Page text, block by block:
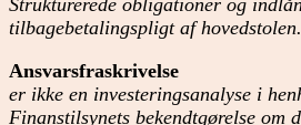
tilbagebetalingspligt af hovedstolen.
Ansvarsfraskrivelse
er ikke en investeringsanalyse i
Finanstilsynets bekendtgørelse om